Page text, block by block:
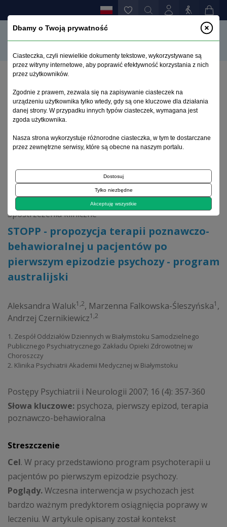
STOPP - propozycja terapii poznawczo-behawioralnej
u pacjentów po pierwszym epizodzie psychozy -
program australijski
Archiwum 1992–2014
2007, tom 16, zeszyt 4
Spostrzeżenia kliniczne
STOPP - propozycja terapii poznawczo-
behawioralnej u pacjentów po
pierwszym epizodzie psychozy - program
australijski
Aleksandra Waluk1,2, Marzenna Falkowska-Śleszyńska1 ,
Andrzej Czernikiewicz1,2
1. Zespół Oddziałów Dziennych w Białymstoku Samodzielnego
Publicznego Psychiatrycznego Zakładu Opieki Zdrowotnej w
Choroszczy
2. Klinika Psychiatrii Akademii Medycznej w Białymstoku
Postępy Psychiatrii i Neurologii 2007; 16 (4): 357-360
Słowa kluczowe: psychoza, pierwszy epizod, terapia
poznawczo-behawioralna
Streszczenie
Cel. W pracy przedstawiono program psychoterapii u
pacjentów po pierwszym epizodzie psychozy.
Poglądy.Wczesna interwencja w psychozach jest
bardzo ważnym predyktorem osiągnięcia poprawy w
leczeniu. W artykule opisany został kontekst
Dbamy o Twoją prywatność
Ciasteczka, czyli niewielkie dokumenty tekstowe, wykorzystywane są
przez witryny internetowe, aby poprawić efektywność korzystania z nich
przez użytkowników.
Zgodnie z prawem, zezwala się na zapisywanie ciasteczek na
urządzeniu użytkownika tylko wtedy, gdy są one kluczowe dla działania
danej strony. W przypadku innych typów ciasteczek, wymagana jest
zgoda użytkownika.
Nasza strona wykorzystuje różnorodne ciasteczka, w tym te dostarczane
przez zewnętrzne serwisy, które są obecne na naszym portalu.
Dostosuj
Tylko niezbędne
Akceptuję wszystkie